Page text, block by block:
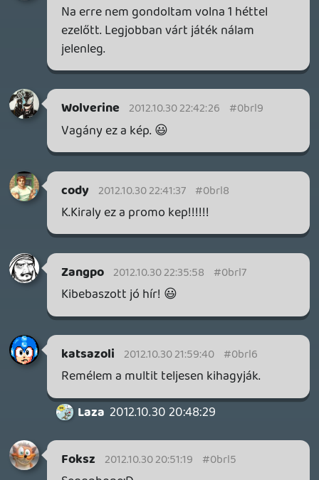
Rey92 2012.10.30 20:24:34 #0brkz
Ez szuper!Remélem nem erőltetik majd ezt
a San Andreas-os bandázós stílust!A 4
jobban tetszett.
clairvoyance
megér. Remélem kiváló játékélmény lesz
PS3-on. Yaaay!
Sweet1 2012.10.30 20:15:44 #0brkx
Ha már úgy is konzol, ott jobbak az
exkluzívak. 😛
2012.10.30 19:53:06
Hmm Bameg Nagyon váro mmááááááá 😃
Doma 2012.10.30 19:47:19
yes yes első napos vétel.